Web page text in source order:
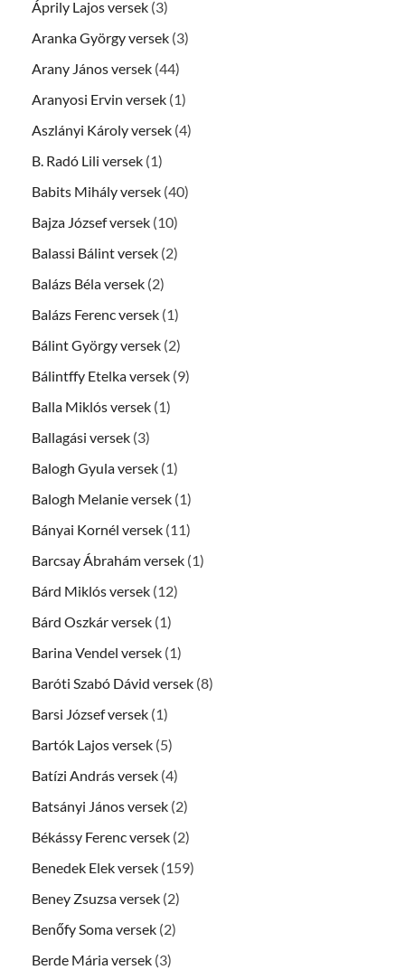
Áprily Lajos versek (3)
Aranka György versek (3)
Arany János versek (44)
Aranyosi Ervin versek (1)
Aszlányi Károly versek (4)
B. Radó Lili versek (1)
Babits Mihály versek (40)
Bajza József versek (10)
Balassi Bálint versek (2)
Balázs Béla versek (2)
Balázs Ferenc versek (1)
Bálint György versek (2)
Bálintffy Etelka versek (9)
Balla Miklós versek (1)
Ballagási versek (3)
Balogh Gyula versek (1)
Balogh Melanie versek (1)
Bányai Kornél versek (11)
Barcsay Ábrahám versek (1)
Bárd Miklós versek (12)
Bárd Oszkár versek (1)
Barina Vendel versek (1)
Baróti Szabó Dávid versek (8)
Barsi József versek (1)
Bartók Lajos versek (5)
Batízi András versek (4)
Batsányi János versek (2)
Békássy Ferenc versek (2)
Benedek Elek versek (159)
Beney Zsuzsa versek (2)
Benőfy Soma versek (2)
Berde Mária versek (3)